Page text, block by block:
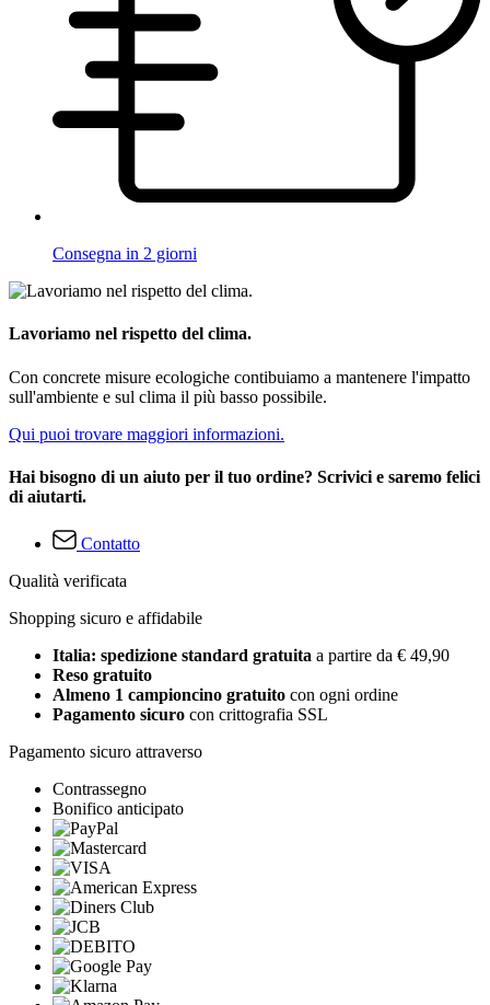
Consegna in 2 giorni
Lavoriamo nel rispetto del clima.
Con concrete misure ecologiche contibuiamo a mantenere l'impatto
sull'ambiente e sul clima il più basso possibile.
Qui puoi trovare maggiori informazioni.
Hai bisogno di un aiuto per il tuo ordine? Scrivici e saremo felici
di aiutarti.
Contatto
Qualità verificata
Shopping sicuro e affidabile
Italia: spedizione standard gratuita a partire da € 49,90
Reso gratuito
Almeno 1 campioncino gratuito con ogni ordine
Pagamento sicuro con crittografia SSL
Pagamento sicuro attraverso
Contrassegno
Bonifico anticipato